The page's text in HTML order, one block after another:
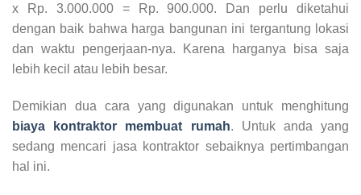
x Rp. 3.000.000 = Rp. 900.000. Dan perlu diketahui
dengan baik bahwa harga bangunan ini tergantung lokasi
dan waktu pengerjaan-nya. Karena harganya bisa saja
lebih kecil atau lebih besar.
Demikian dua cara yang digunakan untuk menghitung
biaya kontraktor membuat rumah. Untuk anda yang
sedang mencari jasa kontraktor sebaiknya pertimbangan
hal ini.